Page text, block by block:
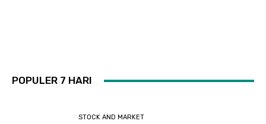
POPULER 7 HARI
STOCK AND MARKET